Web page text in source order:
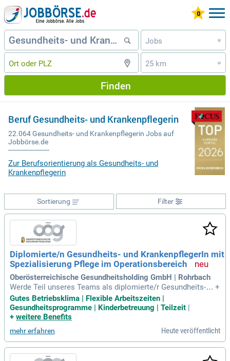
Jobs »
25 km »
Finden
Beruf Gesundheits- und Krankenpflegerin
22.064 Gesundheits- und Krankenpflegerin Jobs auf
Jobbörse.de
Zur Berufsorientierung als Gesundheits- und
Krankenpflegerin
Filter
Sortierung
Diplomierte/n Gesundheits- und KrankenpflegerIn mit
Spezialisierung Pflege im Operationsbereich
Oberösterreichische Gesundheitsholding GmbH | Rohrbach
Werde Teil unseres Teams als diplomierte/r Gesundheits- u
nd Krankenpfleger/in mit Fokus auf den Operationsbereich!
Wir bieten eine unbefristete Voll- oder Teilzeitanstellung un
d ein attraktives Gehalt ab EUR 4.030,- monatlich plus Zulag
+
Gutes Betriebsklima | Flexible Arbeitszeiten |
Gesundheitsprogramme | Kinderbetreuung | Teilzeit |
+ weitere Benefits
mehr erfahren Heute veröffentlicht